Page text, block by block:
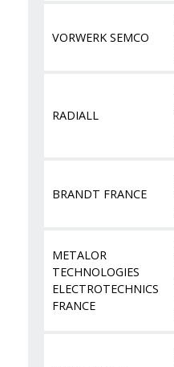
VORWERK SEMCO
RADIALL
BRANDT FRANCE
METALOR
TECHNOLOGIES
ELECTROTECHNICS
FRANCE